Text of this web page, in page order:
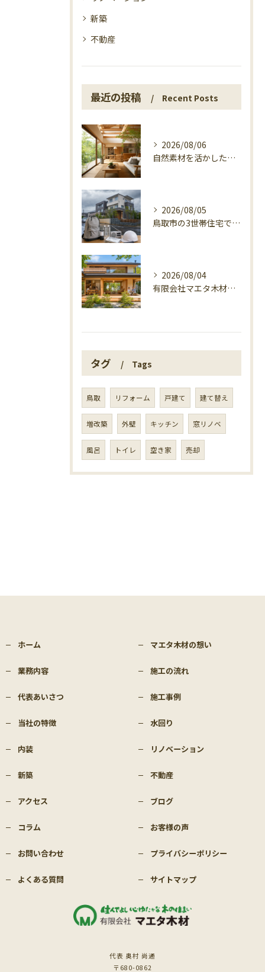
新築
不動産
最近の投稿 Recent Posts
2026/08/06
自然素材を活かした家づくり、マエタ木材の目線
2026/08/05
鳥取市の3世帯住宅で考える警戒レベル4避難指示
2026/08/04
有限会社マエタ木材の鳥取に根ざす家づくり
タグ Tags
鳥取 リフォーム 戸建て 建て替え
増改築 外壁 キッチン 窓リノベ
風呂 トイレ 空き家 売却
ホーム マエタ木材の想い
業務内容 施工の流れ
代表あいさつ 施工事例
当社の特徴 水回り
内装 リノベーション
新築 不動産
アクセス ブログ
コラム お客様の声
お問い合わせ プライバシーポリシー
よくある質問 サイトマップ
代表 奥村 尚通
〒680-0862